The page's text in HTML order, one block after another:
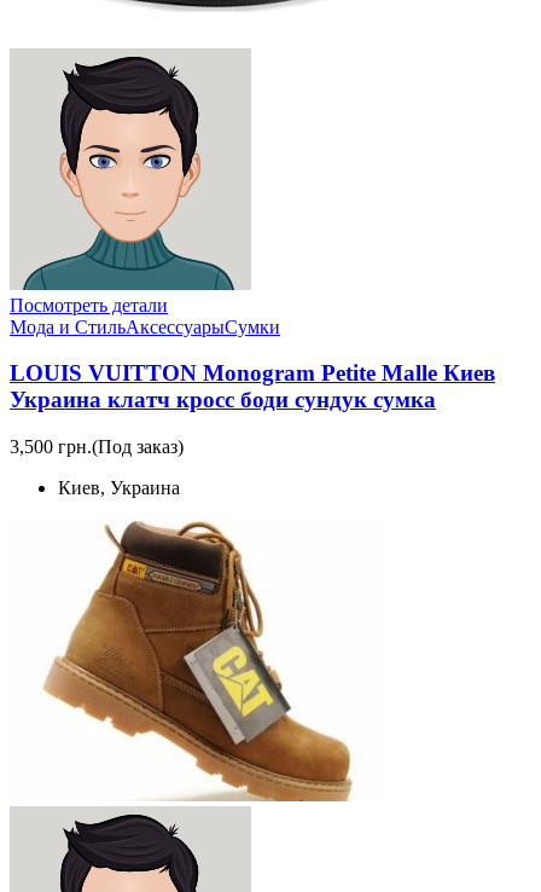
Посмотреть детали
Мода и СтильАксессуарыСумки
LOUIS VUITTON Monogram Petite Malle Киев
Украина клатч кросс боди сундук сумка
3,500 грн.(Под заказ)
Киев, Украина